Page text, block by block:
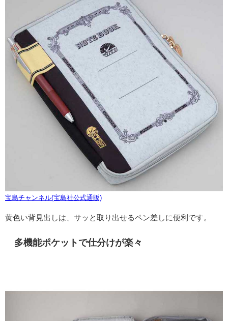
宝島チャンネル(宝島社公式通販)
黄色い背見出しは、サッと取り出せるペン差しに便利です。
多機能ポケットで仕分けが楽々